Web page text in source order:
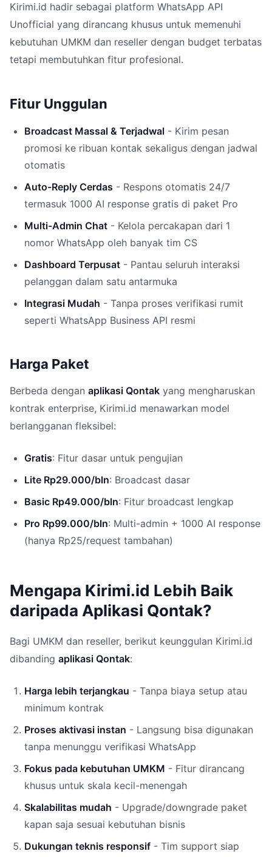
Kirimi.id hadir sebagai platform WhatsApp API
Unofficial yang dirancang khusus untuk memenuhi
kebutuhan UMKM dan reseller dengan budget terbatas
tetapi membutuhkan fitur profesional.
Fitur Unggulan
Broadcast Massal & Terjadwal - Kirim pesan
promosi ke ribuan kontak sekaligus dengan jadwal
otomatis
Auto-Reply Cerdas - Respons otomatis 24/7
termasuk 1000 AI response gratis di paket Pro
Multi-Admin Chat - Kelola percakapan dari 1
nomor WhatsApp oleh banyak tim CS
Dashboard Terpusat - Pantau seluruh interaksi
pelanggan dalam satu antarmuka
Integrasi Mudah - Tanpa proses verifikasi rumit
seperti WhatsApp Business API resmi
Harga Paket
Berbeda dengan aplikasi Qontak yang mengharuskan
kontrak enterprise, Kirimi.id menawarkan model
berlangganan fleksibel:
Gratis: Fitur dasar untuk pengujian
Lite Rp29.000/bln: Broadcast dasar
Basic Rp49.000/bln: Fitur broadcast lengkap
Pro Rp99.000/bln: Multi-admin + 1000 AI response
(hanya Rp25/request tambahan)
Mengapa Kirimi.id Lebih Baik
daripada Aplikasi Qontak?
Bagi UMKM dan reseller, berikut keunggulan Kirimi.id
dibanding aplikasi Qontak:
Harga lebih terjangkau - Tanpa biaya setup atau
minimum kontrak
Proses aktivasi instan - Langsung bisa digunakan
tanpa menunggu verifikasi WhatsApp
Fokus pada kebutuhan UMKM - Fitur dirancang
khusus untuk skala kecil-menengah
Skalabilitas mudah - Upgrade/downgrade paket
kapan saja sesuai kebutuhan bisnis
Dukungan teknis responsif - Tim support siap